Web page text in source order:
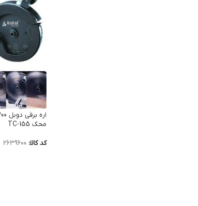
محک TC-155
کد کالا: 2639600